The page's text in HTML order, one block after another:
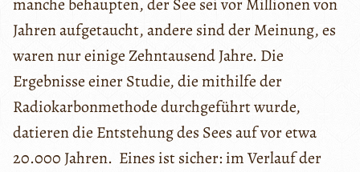
manche behaupten, der See sei vor Millionen von
Jahren aufgetaucht, andere sind der Meinung, es
waren nur einige Zehntausend Jahre. Die
Ergebnisse einer Studie, die mithilfe der
Radiokarbonmethode durchgeführt wurde,
datieren die Entstehung des Sees auf vor etwa
20.000 Jahren. Eines ist sicher: im Verlauf der